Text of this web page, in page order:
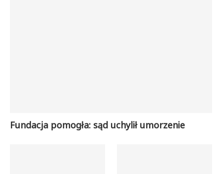
Fundacja pomogła: sąd uchylił umorzenie